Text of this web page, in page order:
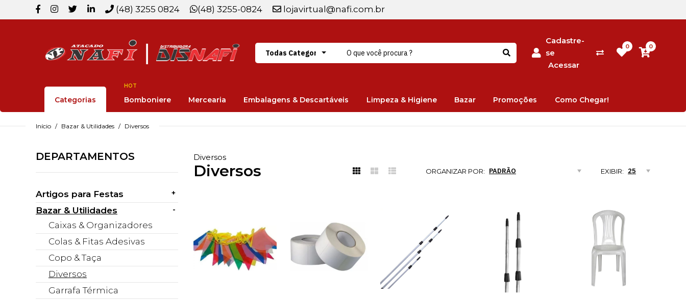
(48) 3255 0824 (48) 3255-0824 lojavirtual@nafi.com.br
Cadastre-
se
Acessar
0 0
Categorias Bomboniere
HOT
Mercearia Embalagens & Descartáveis Limpeza & Higiene Bazar Promoções Como Chegar!
Início Bazar & Utilidades Diversos
DEPARTAMENTOS
Artigos para Festas +
Bazar & Utilidades -
Caixas & Organizadores
Colas & Fitas Adesivas
Copo & Taça
Diversos
Garrafa Térmica
Diversos
Diversos ORGANIZAR POR: EXIBIR:
DESCART
Bandeirinha De Plastico
Festa Junina C/10 Metros